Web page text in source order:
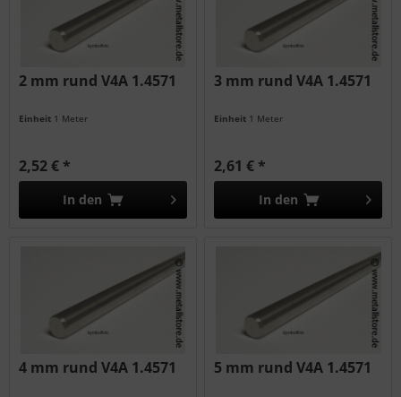
2 mm rund V4A 1.4571
Einheit 1 Meter
2,52 € *
In den
3 mm rund V4A 1.4571
Einheit 1 Meter
2,61 € *
In den
4 mm rund V4A 1.4571 5 mm rund V4A 1.4571